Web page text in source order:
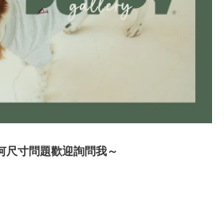
尺寸問題歡迎詢問我～